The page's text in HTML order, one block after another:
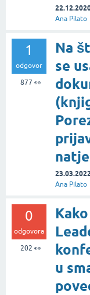
Ana Pilato
1
odgovor
877 👀
Na
se
Ana Pilato
0
odgovora
202 👀
u